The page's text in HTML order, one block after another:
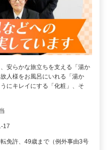
安らかな旅立ちを支える「湯か
人様をお風呂にいれる「湯か
にキレイにする「化粧」、そ
17
免許、49歳まで（例外事由3号